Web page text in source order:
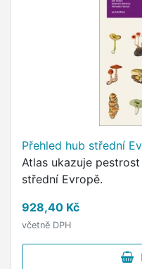
Přehled hub střední
Atlas ukazuje
střední Evropě.
928,40 Kč
včetně DPH